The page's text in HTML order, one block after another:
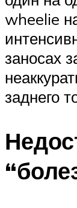
wheelie
заносах
заднего